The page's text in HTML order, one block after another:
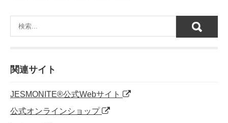
c
e
o
o
k
e
k
e
C
h
ail
関連サイト
JESMONITE®公式Webサイト
公式オンラインショップ